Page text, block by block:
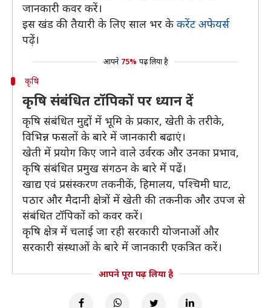
जानकारी कवर करें।
इस खंड की तैयारी के लिए साल भर के करेंट अफेयर्स
पढ़ें।
आपने 75% पढ़ लिया है
कृषि
कृषि संबंधित टॉपिकों पर ध्यान दें
कृषि संबंधित मुद्दों में भूमि के प्रकार, खेती के तरीके,
विभिन्न फसलों के बारे में जानकारी बढाएं।
खेती में प्रयोग किए जाने वाले उर्वरक और उनका प्रभाव,
कृषि संबंधित प्रमुख संगठन के बारे में पढें।
खाद्य एवं प्रसंस्करण तकनीकें, हिमालय, पश्चिमी घाट,
पठार और मैदानी क्षेत्रों में खेती की तकनीक और उपज से
संबंधित टॉपिकों को कवर करें।
कृषि क्षेत्र में चलाई जा रही सरकारी योजनाओं और
सरकारी संस्थाओं के बारे में जानकारी एकत्रित करें।
आपने पूरा पढ़ लिया है